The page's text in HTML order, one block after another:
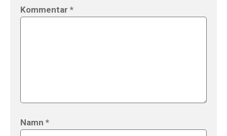
4
3
2
1
Kommentar *
Namn *